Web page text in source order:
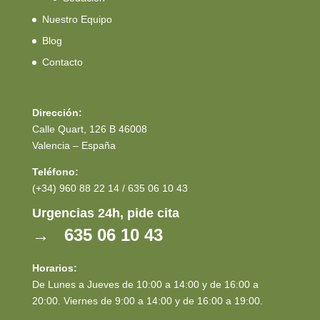
Nuestro Equipo
Blog
Contacto
Dirección:
Calle Quart, 126 B 46008
Valencia – España
Teléfono:
(+34) 960 88 22 14 / 635 06 10 43
Urgencias 24h, pide cita
→ 635 06 10 43
Horarios:
De Lunes a Jueves de 10:00 a 14:00 y de 16:00 a
20:00. Viernes de 9:00 a 14:00 y de 16:00 a 19:00.